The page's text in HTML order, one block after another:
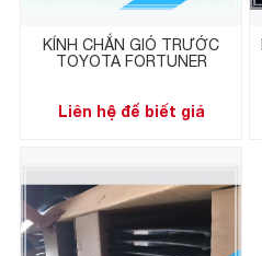
KÍNH CHẮN GIÓ TRƯỚC
TOYOTA FORTUNER
Liên hệ để biết giá